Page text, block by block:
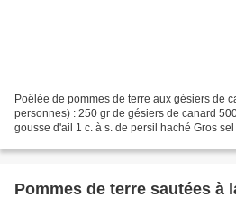
Poêlée de pommes de terre aux gésiers de
personnes) : 250 gr de gésiers de canard
gousse d'ail 1 c. à s. de persil haché Gros
Pommes de terre sautées à